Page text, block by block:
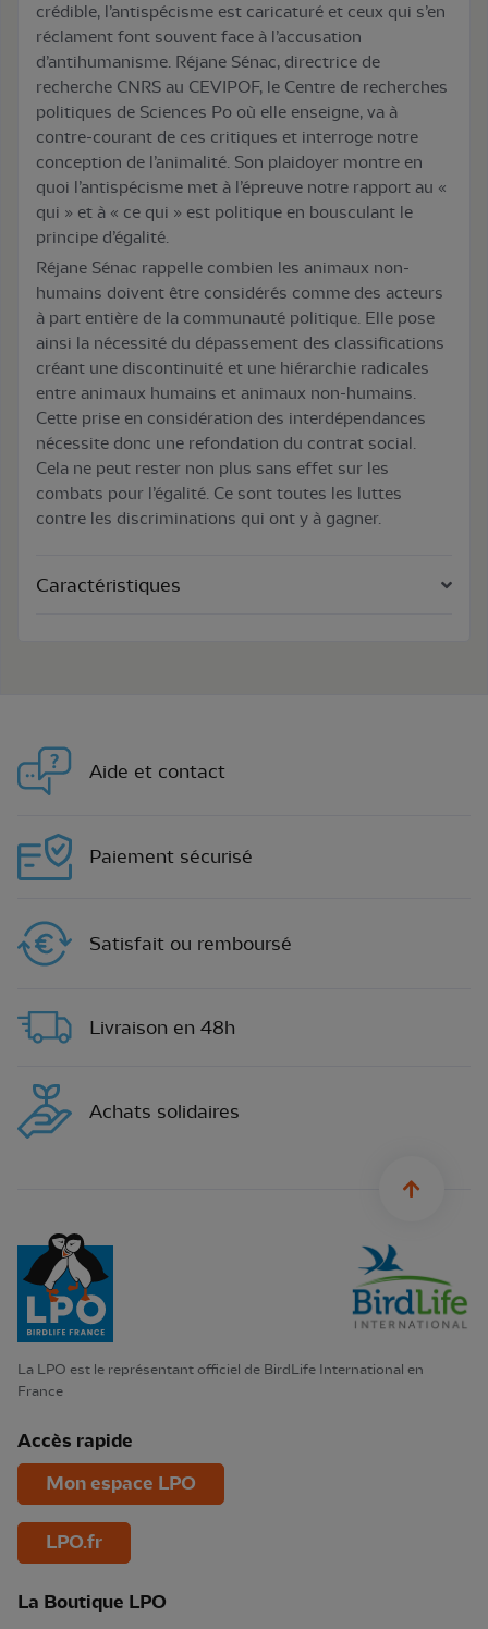
crédible, l’antispécisme est caricaturé et ceux qui s’en
réclament font souvent face à l’accusation
d’antihumanisme. Réjane Sénac, directrice de
recherche CNRS au CEVIPOF, le Centre de recherches
politiques de Sciences Po où elle enseigne, va à
contre-courant de ces critiques et interroge notre
conception de l’animalité. Son plaidoyer montre en
quoi l’antispécisme met à l’épreuve notre rapport au «
qui » et à « ce qui » est politique en bousculant le
principe d’égalité.
Réjane Sénac rappelle combien les animaux non-
humains doivent être considérés comme des acteurs
à part entière de la communauté politique. Elle pose
ainsi la nécessité du dépassement des classifications
créant une discontinuité et une hiérarchie radicales
entre animaux humains et animaux non-humains.
Cette prise en considération des interdépendances
nécessite donc une refondation du contrat social.
Cela ne peut rester non plus sans effet sur les
combats pour l’égalité. Ce sont toutes les luttes
contre les discriminations qui ont y à gagner.
Caractéristiques
Aide et contact
Paiement sécurisé
Satisfait ou remboursé
Livraison en 48h
Achats solidaires
La LPO est le représentant officiel de BirdLife International en
France
Accès rapide
Mon espace LPO
LPO.fr
La Boutique LPO